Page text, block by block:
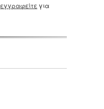
εγγραφείτε για